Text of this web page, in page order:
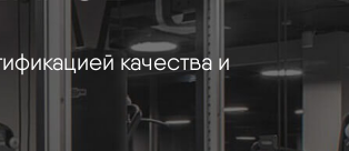
качества и